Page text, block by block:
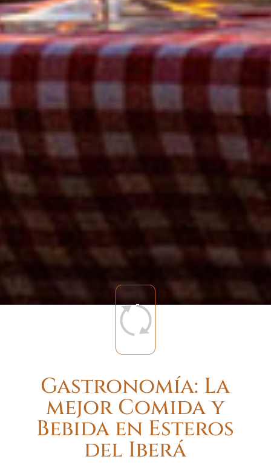
Gastronomía: La
mejor Comida y
Bebida en Esteros
del Iberá